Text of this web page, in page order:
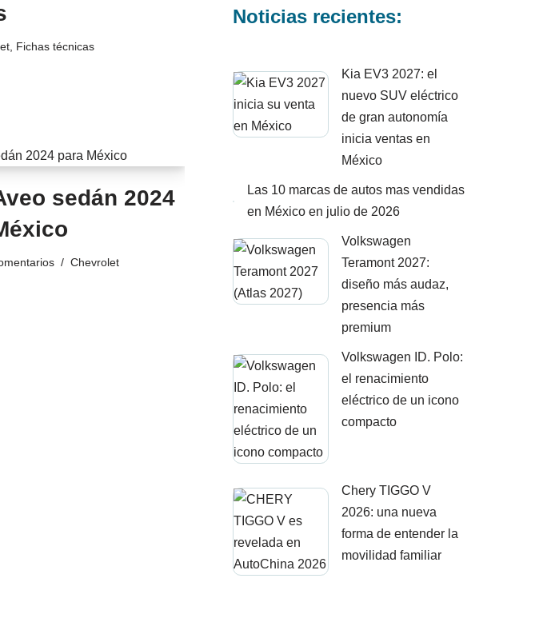
, Fichas técnicas
sedán 2024
Chevrolet
Noticias recientes:
Kia EV3 2027: el
nuevo SUV eléctrico
de gran autonomía
inicia ventas en
México
Las 10 marcas de autos mas vendidas
en México en julio de 2026
Volkswagen
Teramont 2027:
diseño más audaz,
presencia más
premium
Volkswagen ID. Polo:
el renacimiento
eléctrico de un icono
compacto
Chery TIGGO V
2026: una nueva
forma de entender la
movilidad familiar